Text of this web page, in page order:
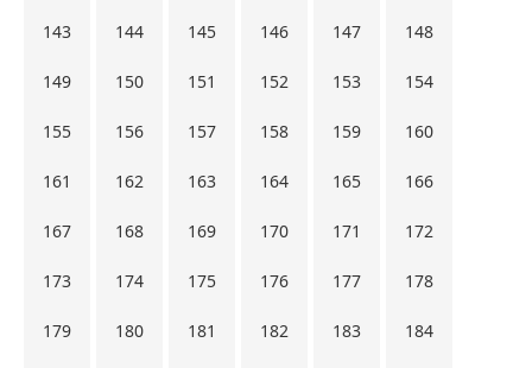
143 144 145 146 147 148
149 150 151 152 153 154
155 156 157 158 159 160
161 162 163 164 165 166
167 168 169 170 171 172
173 174 175 176 177 178
179 180 181 182 183 184